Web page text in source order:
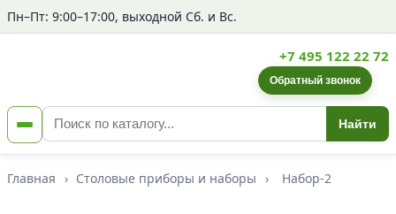
Пн–Пт: 9:00–17:00, выходной Сб. и Вс.
Найти
+7 495 122 22 72
Обратный звонок
Главная › Столовые приборы и наборы › Набор-2